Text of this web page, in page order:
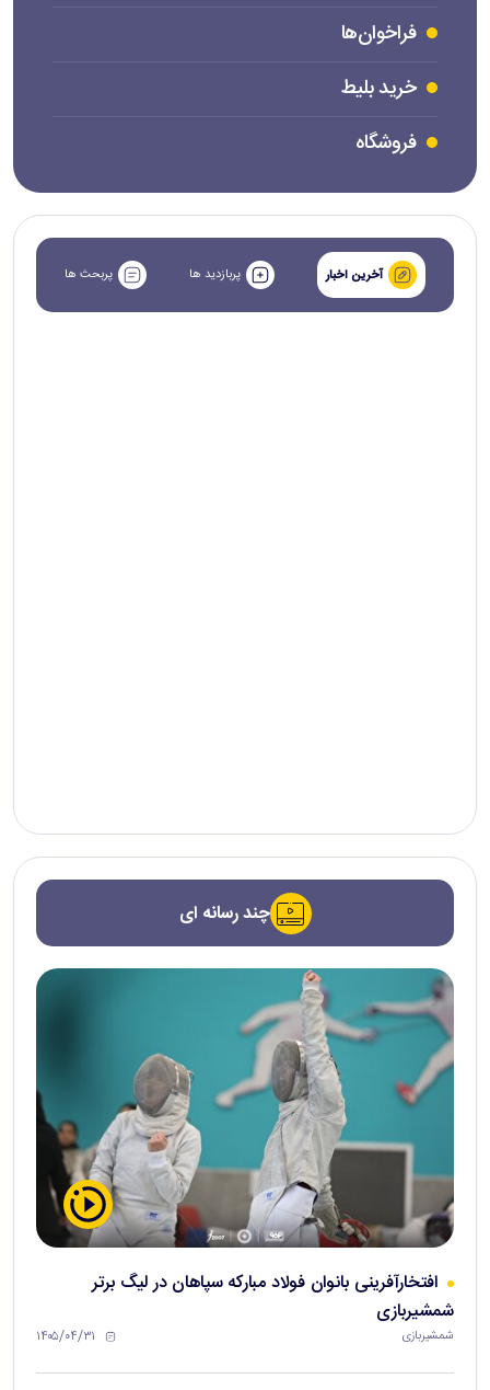
فراخوان‌ها
خرید بلیط
فروشگاه
آخرین اخبار پربازدید ها پربحث ها
چند رسانه ای
افتخارآفرینی بانوان فولاد مبارکه سپاهان در لیگ برتر
شمشیربازی
شمشیربازی ۱۴۰۵/۰۴/۳۱